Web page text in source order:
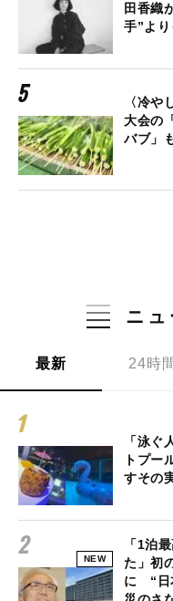
田香織
手”よ
〈冷
大会の
バブ」
ニ
最新 24時
「泳
トプー
すその
NEW
「1泊
た」初
に “日